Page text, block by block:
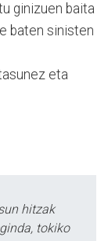
ginizuen baita
baten sinisten
eta
hitzak
tokiko